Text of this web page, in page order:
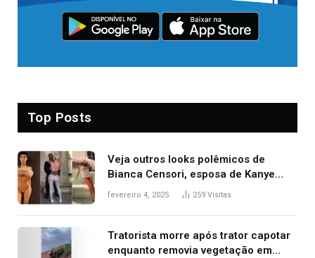
Top Posts
Veja outros looks polêmicos de
Bianca Censori, esposa de Kanye
West que apareceu nua no Grammy
fevereiro 4, 2025 259 Visitas
Tratorista morre após trator capotar
enquanto removia vegetação em